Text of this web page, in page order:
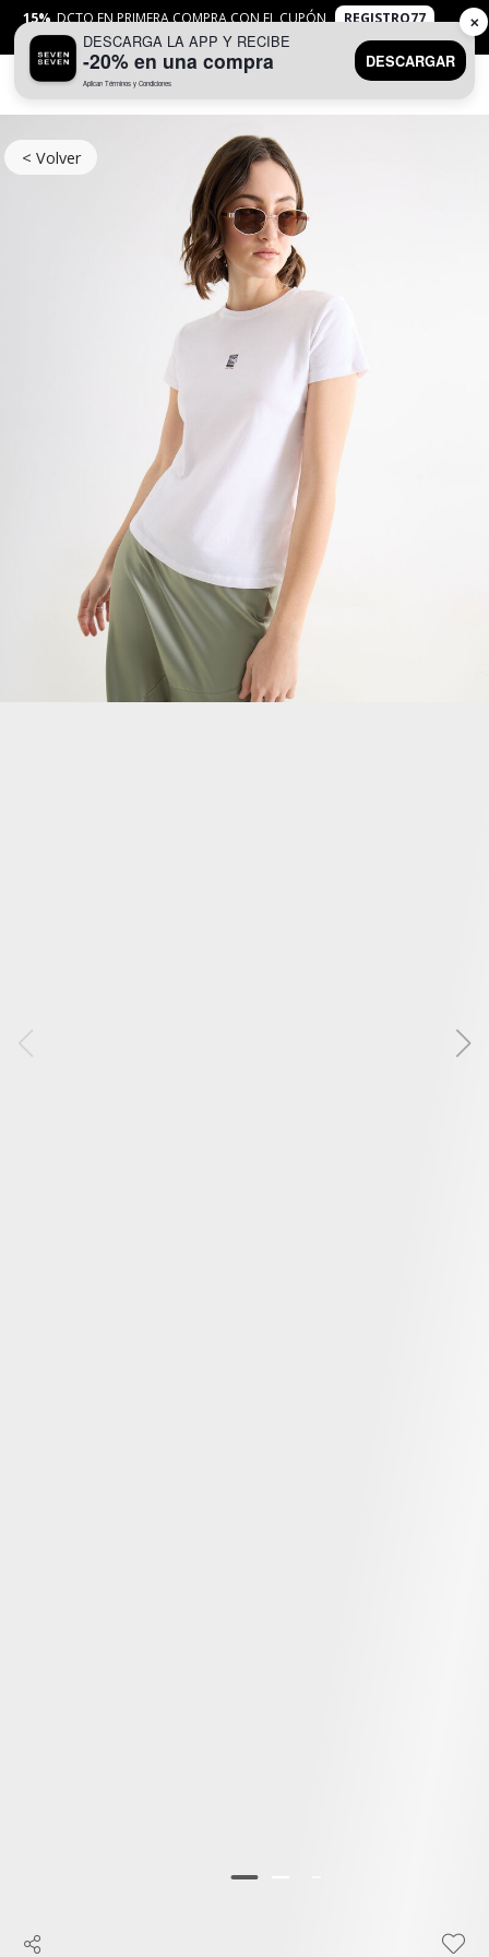
15% DCTO EN PRIMERA COMPRA CON EL CUPÓN
REGISTRO77
APLICANTYC
< Volver
DESCARGA LA APP Y RECIBE
-20% en una compra
Aplican Términos y Condiciones
DESCARGAR
✕